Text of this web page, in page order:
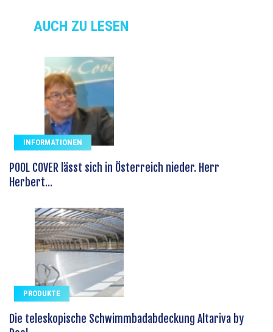
AUCH ZU LESEN
INFORMATIONEN
POOL COVER lässt sich in Österreich nieder. Herr
Herbert...
PRODUKTE
Die teleskopische Schwimmbadabdeckung Altariva by